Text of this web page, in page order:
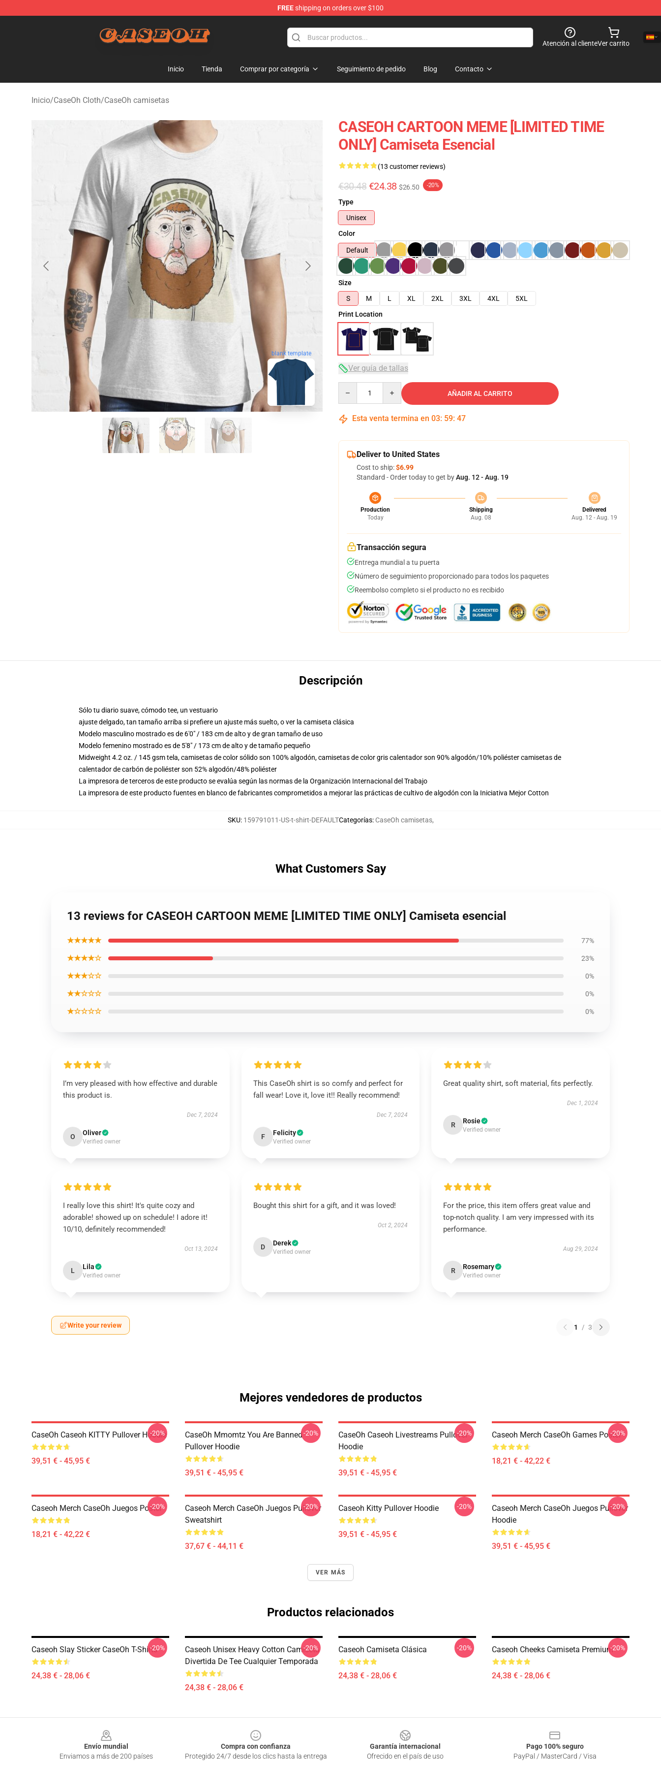
FREEshipping on orders over $100
Atención al clienteVer carrito
Inicio Tienda Comprar por categoría Seguimiento de pedido Blog Contacto
Inicio/CaseOh Cloth/CaseOh camisetas
blank template
CASEOH CARTOON MEME [LIMITED TIME
ONLY] Camiseta Esencial
(13 customer reviews)
€30.48 €24.38 $26.50 -20%
Type
Unisex
Color
Default
Size
S
M L XL 2XL 3XL 4XL
5XL
Print Location
Ver guía de tallas
AÑADIR AL CARRITO
Esta venta termina en 03: 59: 46
Deliver to United States
Cost to ship:$6.99
Standard - Order today to get byAug. 12 - Aug. 19
Production
Today
Shipping
Aug. 08
Delivered
Aug. 12 - Aug. 19
Transacción segura
Entrega mundial a tu puerta
Número de seguimiento proporcionado para todos los paquetes
Reembolso completo si el producto no es recibido
Descripción
Sólo tu diario suave, cómodo tee, un vestuario
ajuste delgado, tan tamaño arriba si prefiere un ajuste más suelto, o ver la camiseta clásica
Modelo masculino mostrado es de 6'0" / 183 cm de alto y de gran tamaño de uso
Modelo femenino mostrado es de 5'8" / 173 cm de alto y de tamaño pequeño
Midweight 4.2 oz. / 145 gsm tela, camisetas de color sólido son 100% algodón, camisetas de color gris calentador son 90% algodón/10% poliéster camisetas de
calentador de carbón de poliéster son 52% algodón/48% poliéster
La impresora de terceros de este producto se evalúa según las normas de la Organización Internacional del Trabajo
La impresora de este producto fuentes en blanco de fabricantes comprometidos a mejorar las prácticas de cultivo de algodón con la Iniciativa Mejor Cotton
SKU: 159791011-US-t-shirt-DEFAULTCategorías: CaseOh camisetas,
What Customers Say
13 reviews for CASEOH CARTOON MEME [LIMITED TIME ONLY] Camiseta esencial
★★★★★ 77%
★★★★☆ 23%
★★★☆☆ 0%
★★☆☆☆ 0%
★☆☆☆☆ 0%
I’m very pleased with how effective and durable
this product is.
Dec 7, 2024
O Oliver
Verified owner
This CaseOh shirt is so comfy and perfect for
fall wear! Love it, love it!! Really recommend!
Dec 7, 2024
F Felicity
Verified owner
Great quality shirt, soft material, fits perfectly.
Dec 1, 2024
R Rosie
Verified owner
I really love this shirt! It's quite cozy and
adorable! showed up on schedule! I adore it!
10/10, definitely recommended!
Oct 13, 2024
L Lila
Verified owner
Bought this shirt for a gift, and it was loved!
Oct 2, 2024
D Derek
Verified owner
For the price, this item offers great value and
top-notch quality. I am very impressed with its
performance.
Aug 29, 2024
R Rosemary
Verified owner
Write your review 1 / 3
Mejores vendedores de productos
CaseOh Caseoh KITTY Pullover Hoodie
39,51 € - 45,95 €
-20%
CaseOh Mmomtz You Are Banned
Pullover Hoodie
39,51 € - 45,95 €
-20%
CaseOh Caseoh Livestreams Pullover
Hoodie
39,51 € - 45,95 €
-20% Caseoh Merch CaseOh Games Poster
18,21 € - 42,22 €
-20%
Caseoh Merch CaseOh Juegos Poster
18,21 € - 42,22 €
-20%
Caseoh Merch CaseOh Juegos Pullover
Sweatshirt
37,67 € - 44,11 €
-20% Caseoh Kitty Pullover Hoodie
39,51 € - 45,95 €
-20%
Caseoh Merch CaseOh Juegos Pullover
Hoodie
39,51 € - 45,95 €
-20%
VER MÁS
Productos relacionados
Caseoh Slay Sticker CaseOh T-Shirts
24,38 € - 28,06 €
-20%
Caseoh Unisex Heavy Cotton Camiseta
Divertida De Tee Cualquier Temporada
24,38 € - 28,06 €
-20% Caseoh Camiseta Clásica
24,38 € - 28,06 €
-20% Caseoh Cheeks Camiseta Premium
24,38 € - 28,06 €
-20%
Envío mundial
Enviamos a más de 200 países
Compra con confianza
Protegido 24/7 desde los clics hasta la entrega
Garantía internacional
Ofrecido en el país de uso
Pago 100% seguro
PayPal / MasterCard / Visa